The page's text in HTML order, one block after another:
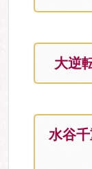
大逆
水谷